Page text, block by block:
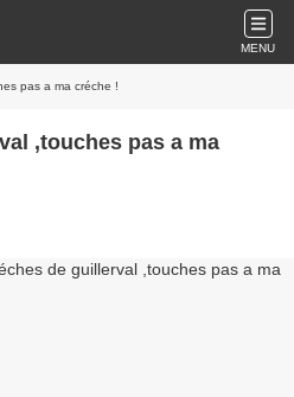
MENU
pas a ma créche !
,touches pas a ma